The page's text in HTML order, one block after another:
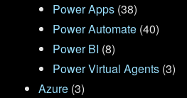
Power Apps (38)
Power Automate (40)
Power BI (8)
Power Virtual Agents (3)
Azure (3)